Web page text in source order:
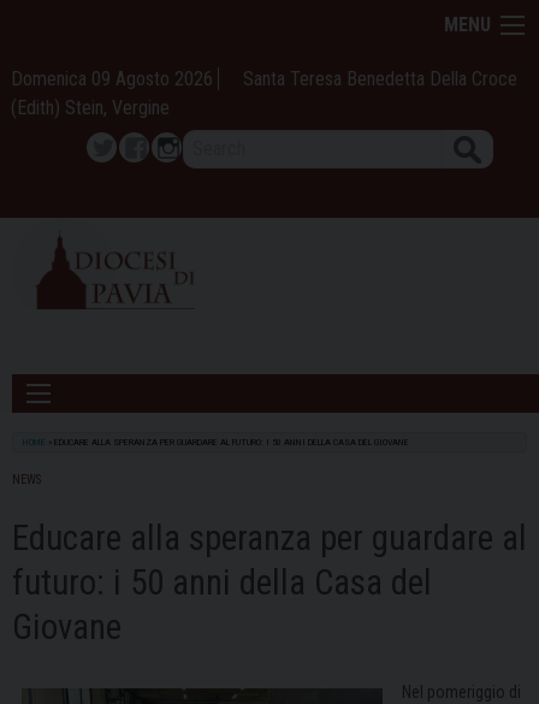
content
MENU
Domenica 09 Agosto 2026
Santa Teresa Benedetta Della Croce
(Edith) Stein, Vergine
TwitterFacebook
Instagram
HOME EDUCARE ALLA SPERANZA PER GUARDARE AL FUTURO: I 50 ANNI DELLA CASA DEL GIOVANE
NEWS
Educare alla speranza per guardare al
futuro: i 50 anni della Casa del
Giovane
Nel pomeriggio di